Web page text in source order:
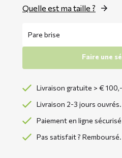
Quelle est ma taille ?
Faire une
Livraison gratuite > €
Livraison 2-3 jours ouvrés.
Paiement en ligne
Pas satisfait ?